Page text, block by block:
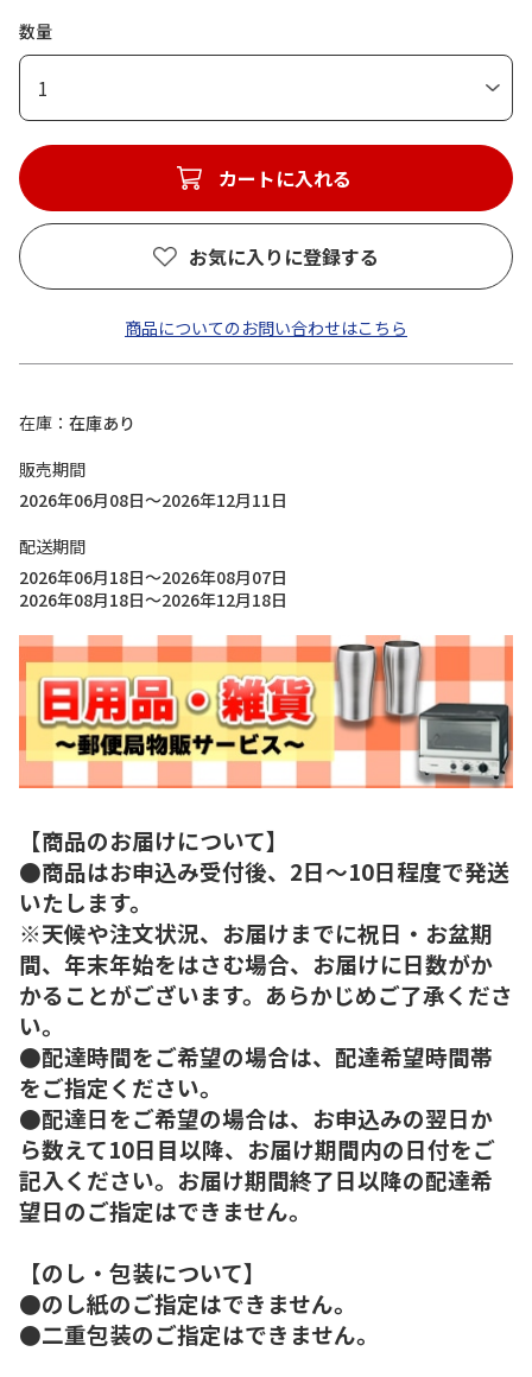
数量
1
カートに入れる
お気に入りに登録する
商品についてのお問い合わせはこちら
在庫
在庫あり
販売期間
2026年06月08日～2026年12月11日
配送期間
2026年06月18日～2026年08月07日
2026年08月18日～2026年12月18日
【商品のお届けについて】
●商品はお申込み受付後、2日～10日程度で発送
いたします。
※天候や注文状況、お届けまでに祝日・お盆期
間、年末年始をはさむ場合、お届けに日数がか
かることがございます。あらかじめご了承くださ
い。
●配達時間をご希望の場合は、配達希望時間帯
をご指定ください。
●配達日をご希望の場合は、お申込みの翌日か
ら数えて10日目以降、お届け期間内の日付をご
記入ください。お届け期間終了日以降の配達希
望日のご指定はできません。
【のし・包装について】
●のし紙のご指定はできません。
●二重包装のご指定はできません。